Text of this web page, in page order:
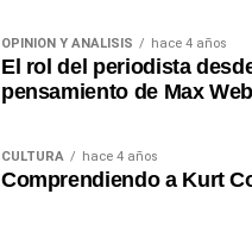
OPINIÓN Y ANÁLISIS hace 4 años
El rol del periodista
pensamiento de Max
CULTURA hace 4 años
Comprendiendo a Kurt